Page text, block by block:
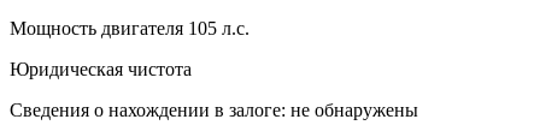
Мощность двигателя 105 л.с.
Юридическая чистота
Сведения о нахождении в залоге: не обнаружены